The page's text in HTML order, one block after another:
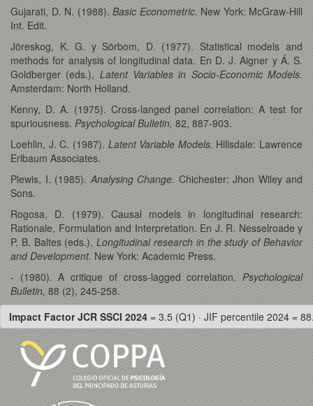
Gujarati, D. N. (1988). Basic Econometric. New York: McGraw-Hill
Int. Edit.
Jöreskog, K. G. y Sörbom, D. (1977). Statistical models and
methods for analysis of longitudinal data. En D. J. Aigner y Á. S.
Goldberger (eds.), Latent Variables in Socio-Economic Models.
Amsterdam: North Holland.
Kenny, D. A. (1975). Cross-langed panel correlation: A test for
spuriousness. Psychological Bulletin, 82, 887-903.
Loehlin, J. C. (1987). Latent Variable Models. Hillsdale: Lawrence
Erlbaum Associates.
Plewis, I. (1985). Analysing Change. Chichester: Jhon Wiley and
Sons.
Rogosa, D. (1979). Causal models in longitudinal research:
Rationale, Formulation and Interpretation. En J. R. Nesselroade y
P. B. Baltes (eds.),Longitudinal research in the study of Behavior
and Development. New York: Academic Press.
- (1980). A critique of cross-lagged correlation. Psychological
Bulletin, 88 (2), 245-258.
Impact Factor JCR SSCI 2024 = 3.5 (Q1) · JIF percentile 2024 =